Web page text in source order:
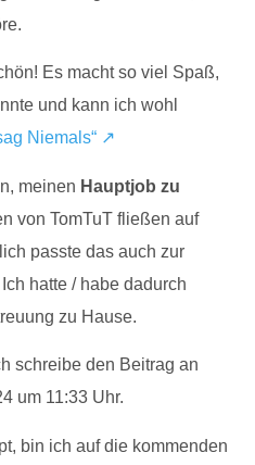
Es macht so viel Spaß,
und kann ich wohl
Niemals“ ↗
meinen Hauptjob zu
von TomTuT fließen auf
passte das auch zur
hatte / habe dadurch
zu Hause.
schreibe den Beitrag an
um 11:33 Uhr.
bin ich auf die kommenden